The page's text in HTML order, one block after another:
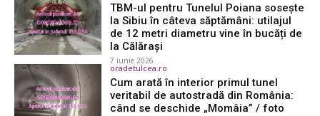
TBM-ul pentru Tunelul Poiana sosește
la Sibiu în câteva săptămâni: utilajul
de 12 metri diametru vine în bucăți de
la Călărași
7 iunie 2026
oradetulcea.ro
Cum arată în interior primul tunel
veritabil de autostradă din România:
când se deschide „Momâia” / foto